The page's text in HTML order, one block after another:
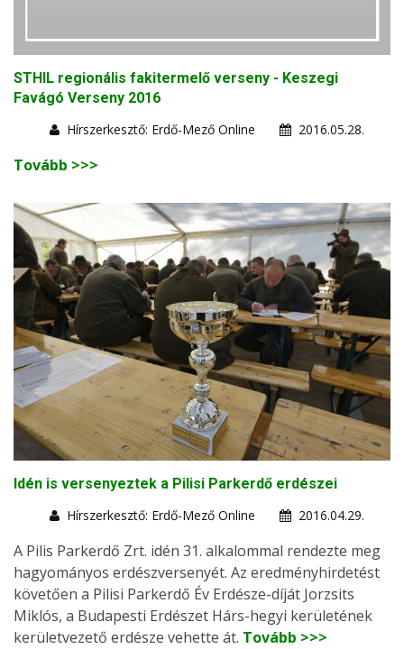
STHIL regionális fakitermelő verseny - Keszegi
Favágó Verseny 2016
Hírszerkesztő: Erdő-Mező Online
2016.05.28.
Tovább >>>
Idén is versenyeztek a Pilisi Parkerdő erdészei
Hírszerkesztő: Erdő-Mező Online
2016.04.29.
A Pilis Parkerdő Zrt. idén 31. alkalommal rendezte meg
hagyományos erdészversenyét. Az eredményhirdetést
követően a Pilisi Parkerdő Év Erdésze-díját Jorzsits
Miklós, a Budapesti Erdészet Hárs-hegyi kerületének
kerületvezető erdésze vehette át. Tovább >>>